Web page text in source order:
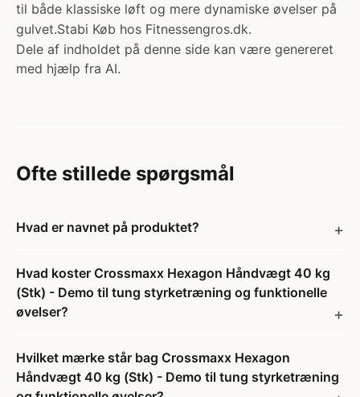
til både klassiske løft og mere dynamiske øvelser på
gulvet.Stabi Køb hos Fitnessengros.dk.
Dele af indholdet på denne side kan være genereret
med hjælp fra AI.
Ofte stillede spørgsmål
Hvad er navnet på produktet?
Hvad koster Crossmaxx Hexagon Håndvægt 40 kg
(Stk) - Demo til tung styrketræning og funktionelle
øvelser?
Hvilket mærke står bag Crossmaxx Hexagon
Håndvægt 40 kg (Stk) - Demo til tung styrketræning